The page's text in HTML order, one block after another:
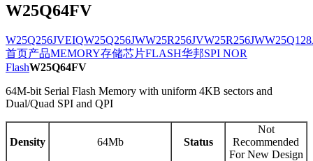
W25Q64FV
W25Q256JVEIQW25Q256JWW25R256JVW25R256JW
首页产品MEMORY存储芯片FLASH华邦SPI NOR
FlashW25Q64FV
64M-bit Serial Flash Memory with uniform 4KB sectors and
Dual/Quad SPI and QPI
Density 64Mb Status
Not
Recommended
For New Design